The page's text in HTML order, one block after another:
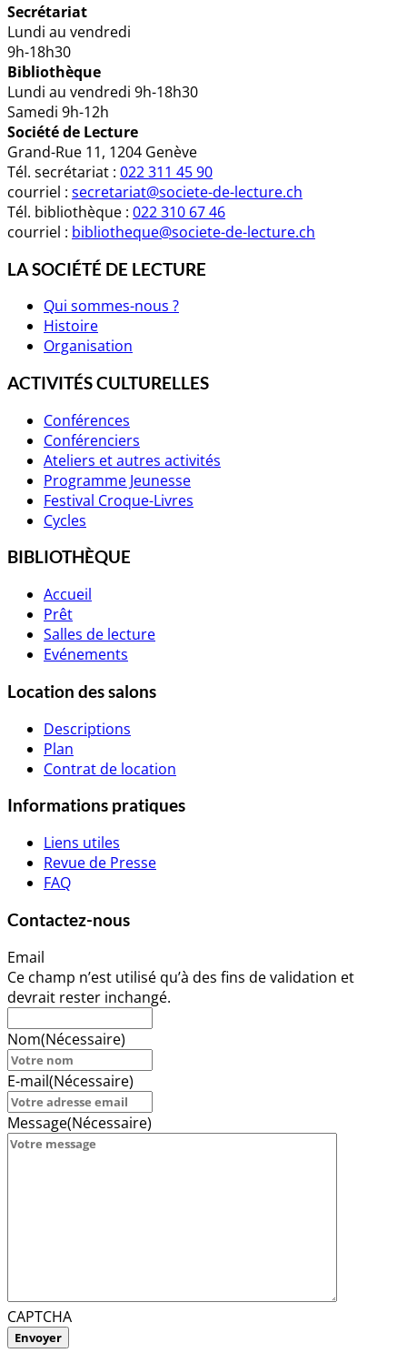
Secrétariat
Lundi au vendredi
9h-18h30
Bibliothèque
Lundi au vendredi 9h-18h30
Samedi 9h-12h
Société de Lecture
Grand-Rue 11, 1204 Genève
Tél. secrétariat : 022 311 45 90
courriel : secretariat@societe-de-lecture.ch
Tél. bibliothèque : 022 310 67 46
courriel : bibliotheque@societe-de-lecture.ch
LA SOCIÉTÉ DE LECTURE
Qui sommes-nous ?
Histoire
Organisation
ACTIVITÉS CULTURELLES
Conférences
Conférenciers
Ateliers et autres activités
Programme Jeunesse
Festival Croque-Livres
Cycles
BIBLIOTHÈQUE
Accueil
Prêt
Salles de lecture
Evénements
Location des salons
Descriptions
Plan
Contrat de location
Informations pratiques
Liens utiles
Revue de Presse
FAQ
Contactez-nous
Email
Ce champ n’est utilisé qu’à des fins de validation et
devrait rester inchangé.
Nom(Nécessaire)
E-mail(Nécessaire)
Message(Nécessaire)
CAPTCHA